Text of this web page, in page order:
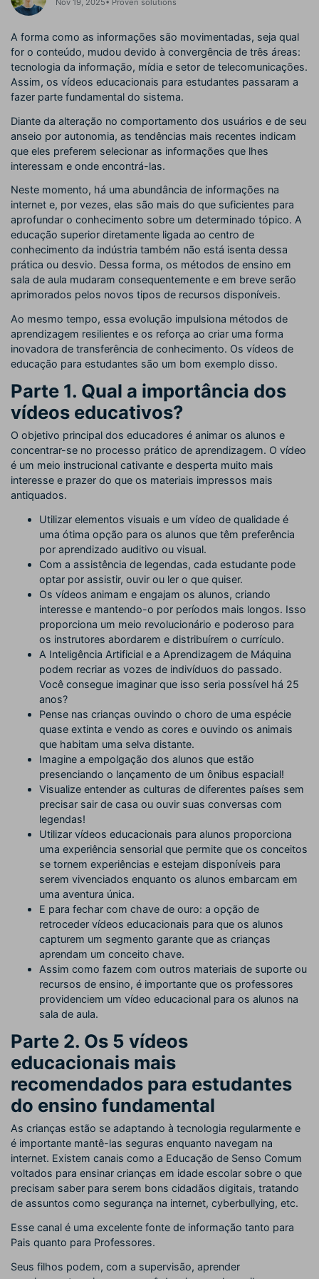
Nov 19, 2025• Proven solutions
A forma como as informações são movimentadas, seja qual
for o conteúdo, mudou devido à convergência de três áreas:
tecnologia da informação, mídia e setor de telecomunicações.
Assim, os vídeos educacionais para estudantes passaram a
fazer parte fundamental do sistema.
Diante da alteração no comportamento dos usuários e de seu
anseio por autonomia, as tendências mais recentes indicam
que eles preferem selecionar as informações que lhes
interessam e onde encontrá-las.
Neste momento, há uma abundância de informações na
internet e, por vezes, elas são mais do que suficientes para
aprofundar o conhecimento sobre um determinado tópico. A
educação superior diretamente ligada ao centro de
conhecimento da indústria também não está isenta dessa
prática ou desvio. Dessa forma, os métodos de ensino em
sala de aula mudaram consequentemente e em breve serão
aprimorados pelos novos tipos de recursos disponíveis.
Ao mesmo tempo, essa evolução impulsiona métodos de
aprendizagem resilientes e os reforça ao criar uma forma
inovadora de transferência de conhecimento. Os vídeos de
educação para estudantes são um bom exemplo disso.
Parte 1. Qual a importância dos
vídeos educativos?
O objetivo principal dos educadores é animar os alunos e
concentrar-se no processo prático de aprendizagem. O vídeo
é um meio instrucional cativante e desperta muito mais
interesse e prazer do que os materiais impressos mais
antiquados.
Utilizar elementos visuais e um vídeo de qualidade é
uma ótima opção para os alunos que têm preferência
por aprendizado auditivo ou visual.
Com a assistência de legendas, cada estudante pode
optar por assistir, ouvir ou ler o que quiser.
Os vídeos animam e engajam os alunos, criando
interesse e mantendo-o por períodos mais longos. Isso
proporciona um meio revolucionário e poderoso para
os instrutores abordarem e distribuírem o currículo.
A Inteligência Artificial e a Aprendizagem de Máquina
podem recriar as vozes de indivíduos do passado.
Você consegue imaginar que isso seria possível há 25
anos?
Pense nas crianças ouvindo o choro de uma espécie
quase extinta e vendo as cores e ouvindo os animais
que habitam uma selva distante.
Imagine a empolgação dos alunos que estão
presenciando o lançamento de um ônibus espacial!
Visualize entender as culturas de diferentes países sem
precisar sair de casa ou ouvir suas conversas com
legendas!
Utilizar vídeos educacionais para alunos proporciona
uma experiência sensorial que permite que os conceitos
se tornem experiências e estejam disponíveis para
serem vivenciados enquanto os alunos embarcam em
uma aventura única.
E para fechar com chave de ouro: a opção de
retroceder vídeos educacionais para que os alunos
capturem um segmento garante que as crianças
aprendam um conceito chave.
Assim como fazem com outros materiais de suporte ou
recursos de ensino, é importante que os professores
providenciem um vídeo educacional para os alunos na
sala de aula.
Parte 2. Os 5 vídeos
educacionais mais
recomendados para estudantes
do ensino fundamental
As crianças estão se adaptando à tecnologia regularmente e
é importante mantê-las seguras enquanto navegam na
internet. Existem canais como a Educação de Senso Comum
voltados para ensinar crianças em idade escolar sobre o que
precisam saber para serem bons cidadãos digitais, tratando
de assuntos como segurança na internet, cyberbullying, etc.
Esse canal é uma excelente fonte de informação tanto para
Pais quanto para Professores.
Seus filhos podem, com a supervisão, aprender